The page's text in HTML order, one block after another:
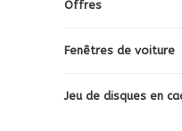
Offres
Fenêtres de voiture
Jeu de disques en